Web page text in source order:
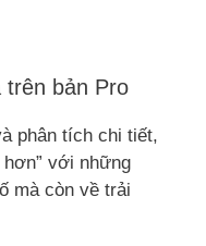
trên bản Pro
phân tích chi tiết,
hơn” với những
mà còn về trải